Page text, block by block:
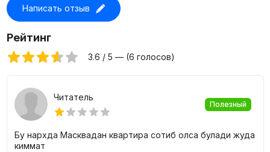
Цены на квартиры в жилом комплексе O'z
Makon
Для покупки доступны 1, 2 и 3-х комнатные квартиры с
площадью от 28 до 75 квадратных метров. Имеется
возможностью подобрать идеальную квартиру именно
под себя.
Написать отзыв
Рейтинг
3.6 / 5 — (6 голосов)
Читатель
Полезный
Бу нархда Масквадан квартира сотиб олса булади жуда
киммат